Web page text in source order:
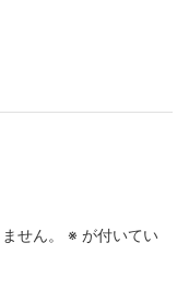
せん。 ※ が付いてい